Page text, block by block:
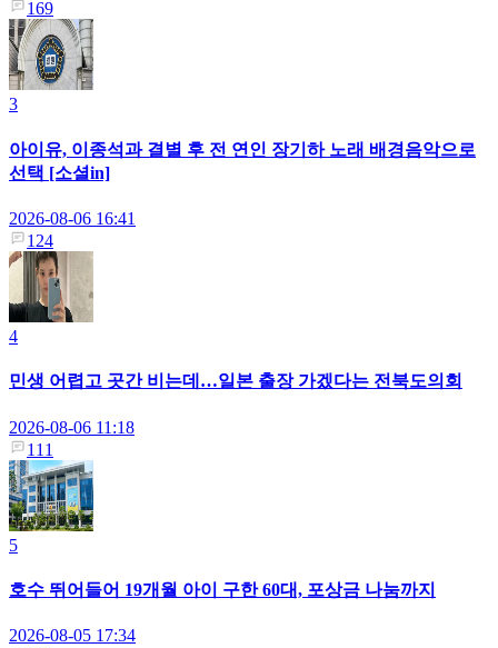
169
3
아이유, 이종석과 결별 후 전 연인 장기하 노래 배경음악으로
선택 [소셜in]
2026-08-06 16:41
124
4
민생 어렵고 곳간 비는데…일본 출장 가겠다는 전북도의회
2026-08-06 11:18
111
5
호수 뛰어들어 19개월 아이 구한 60대, 포상금 나눔까지
2026-08-05 17:34